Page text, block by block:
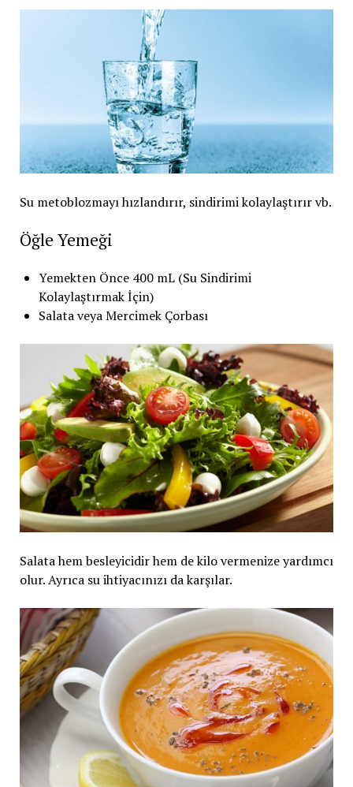
Su metoblozmayı hızlandırır, sindirimi kolaylaştırır vb.
Öğle Yemeği
Yemekten Önce 400 mL (Su Sindirimi
Kolaylaştırmak İçin)
Salata veya Mercimek Çorbası
Salata hem besleyicidir hem de kilo vermenize yardımcı
olur. Ayrıca su ihtiyacınızı da karşılar.